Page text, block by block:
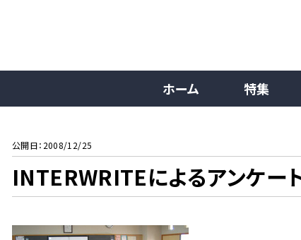
ホーム 特集
公開日：2008/12/25
INTERWRITEによるアンケー